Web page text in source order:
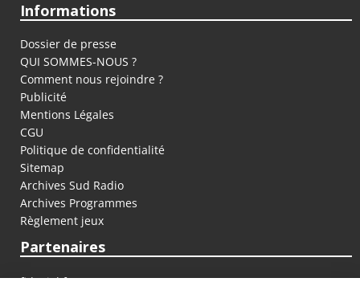
Informations
Dossier de presse
QUI SOMMES-NOUS ?
Comment nous rejoindre ?
Publicité
Mentions Légales
CGU
Politique de confidentialité
Sitemap
Archives Sud Radio
Archives Programmes
Règlement jeux
Partenaires